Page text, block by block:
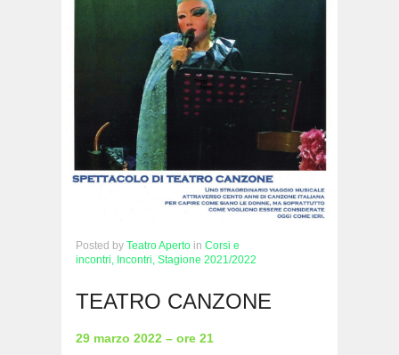
Posted by Teatro Aperto in Corsi e
incontri, Incontri, Stagione 2021/2022
TEATRO CANZONE
29 marzo 2022 – ore 21